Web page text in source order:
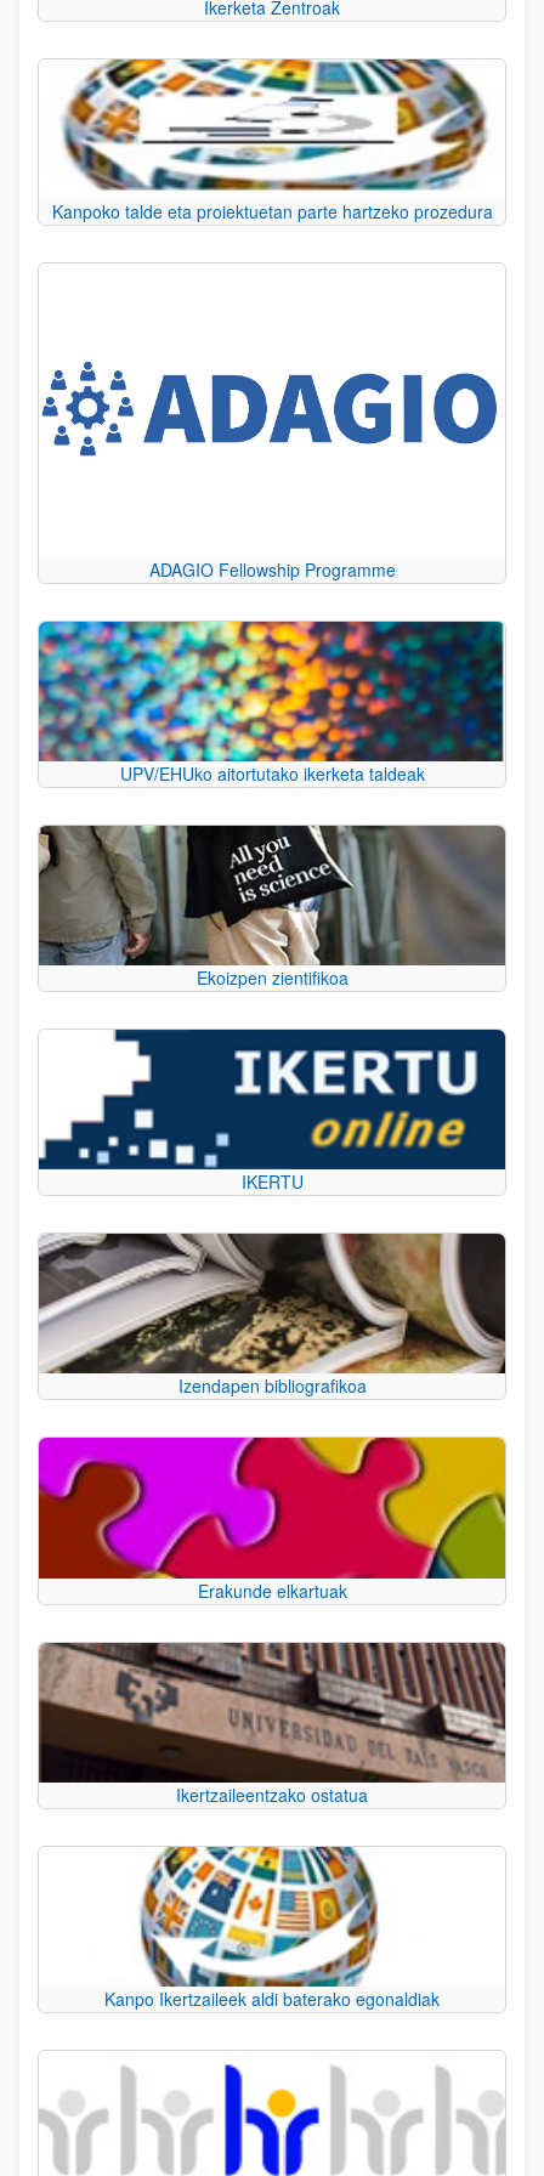
Ikerketa Zentroak
Kanpoko talde eta proiektuetan parte hartzeko prozedura
ADAGIO Fellowship Programme
UPV/EHUko aitortutako ikerketa taldeak
Ekoizpen zientifikoa
IKERTU
Izendapen bibliografikoa
Erakunde elkartuak
Ikertzaileentzako ostatua
Kanpo Ikertzaileek aldi baterako egonaldiak